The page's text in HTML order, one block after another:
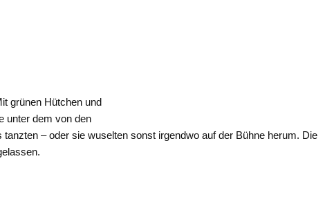
grünen Hütchen und
unter dem von den
– oder sie wuselten sonst irgendwo auf der Bühne herum. Die